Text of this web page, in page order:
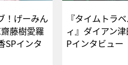
！げーみん
藤樹愛羅
SPインタ
『タイムトラ
ィ』ダイアン
Pインタ